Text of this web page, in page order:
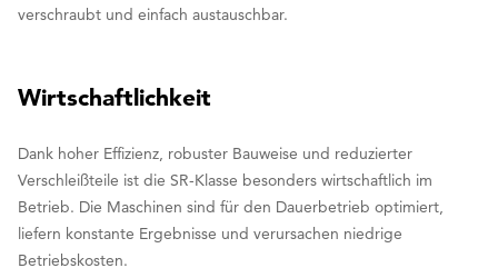
verschraubt und einfach austauschbar.
Wirtschaftlichkeit
Dank hoher Effizienz, robuster Bauweise und reduzierter
Verschleißteile ist die SR-Klasse besonders wirtschaftlich im
Betrieb. Die Maschinen sind für den Dauerbetrieb optimiert,
liefern konstante Ergebnisse und verursachen niedrige
Betriebskosten.